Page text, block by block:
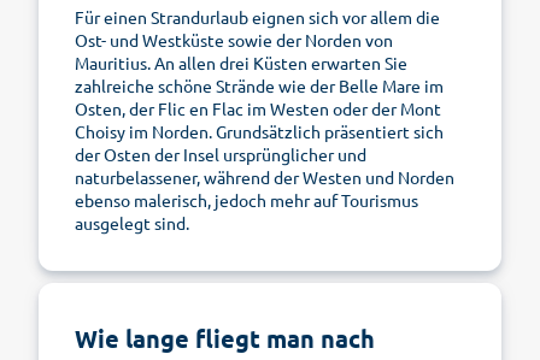
Für einen Strandurlaub eignen sich vor allem die
Ost- und Westküste sowie der Norden von
Mauritius. An allen drei Küsten erwarten Sie
zahlreiche schöne Strände wie der Belle Mare im
Osten, der Flic en Flac im Westen oder der Mont
Choisy im Norden. Grundsätzlich präsentiert sich
der Osten der Insel ursprünglicher und
naturbelassener, während der Westen und Norden
ebenso malerisch, jedoch mehr auf Tourismus
ausgelegt sind.
Wie lange fliegt man nach